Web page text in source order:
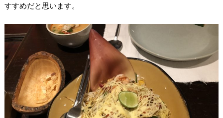
すすめだと思います。